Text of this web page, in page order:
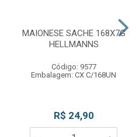
MAIONESE SACHE 168X7G
HELLMANNS
Código: 9577
Embalagem: CX C/168UN
R$ 24,90